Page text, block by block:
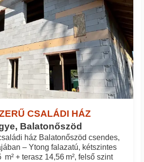
CSALÁDI HÁZ
Balatonőszöd
ház Balatonőszöd csendes,
– Ytong falazatú, kétszintes
+ terasz 14,56 m², felső szint